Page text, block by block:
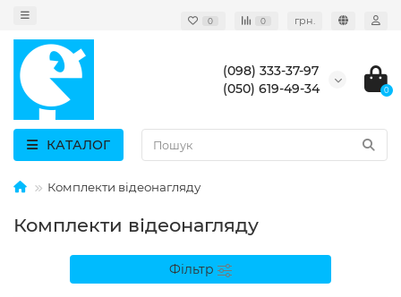
0 0 грн.
(098) 333-37-97
(050) 619-49-34
0
КАТАЛОГ
Комплекти відеонагляду
Комплекти відеонагляду
Фільтр